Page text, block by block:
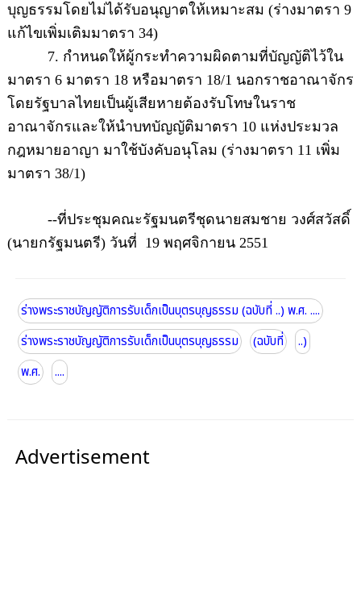
บุญธรรมโดยไม่ได้รับอนุญาตให้เหมาะสม (ร่างมาตรา 9
แก้ไขเพิ่มเติมมาตรา 34)
7. กำหนดให้ผู้กระทำความผิดตามที่บัญญัติไว้ใน
มาตรา 6 มาตรา 18 หรือมาตรา 18/1 นอกราชอาณาจักร
โดยรัฐบาลไทยเป็นผู้เสียหายต้องรับโทษในราช
อาณาจักรและให้นำบทบัญญัติมาตรา 10 แห่งประมวล
กฎหมายอาญา มาใช้บังคับอนุโลม (ร่างมาตรา 11 เพิ่ม
มาตรา 38/1)
--ที่ประชุมคณะรัฐมนตรีชุดนายสมชาย วงศ์สวัสดิ์
(นายกรัฐมนตรี) วันที่ 19 พฤศจิกายน 2551
ร่างพระราชบัญญัติการรับเด็กเป็นบุตรบุญธรรม (ฉบับที่ ..) พ.ศ. ....
ร่างพระราชบัญญัติการรับเด็กเป็นบุตรบุญธรรม
(ฉบับที่
..)
พ.ศ.
....
Advertisement